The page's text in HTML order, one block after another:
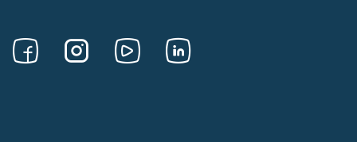
Følg
Følg
Følg
Følg